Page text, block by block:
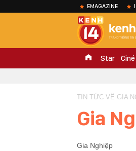
EMAGAZINE
Star Ciné
TIN TỨC VỀ GIA
Gia
Gia Nghiệp